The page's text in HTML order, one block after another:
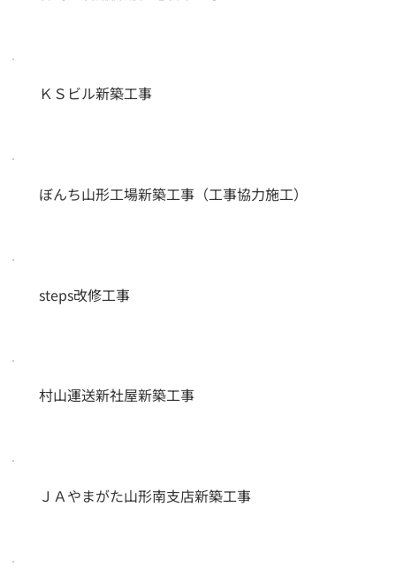
ＫＳビル新築工事
ぼんち山形工場新築工事（工事協力施工）
steps改修工事
村山運送新社屋新築工事
ＪＡやまがた山形南支店新築工事